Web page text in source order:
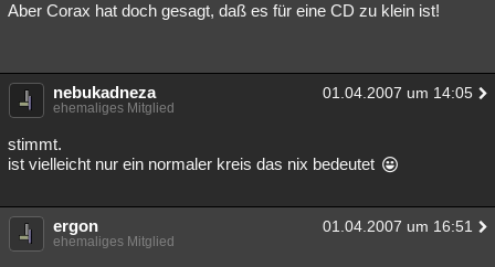
Aber Corax hat doch gesagt, daß es für eine CD zu klein ist!
nebukadneza 01.04.2007 um 14:05
ehemaliges Mitglied
stimmt.
ist vielleicht nur ein normaler kreis das nix bedeutet
ergon 01.04.2007 um 16:51
ehemaliges Mitglied